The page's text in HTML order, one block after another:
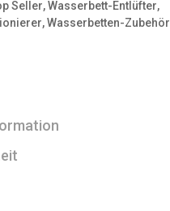
Seller,Wasserbett-Entlüfter,
,Wasserbetten-Zubehör